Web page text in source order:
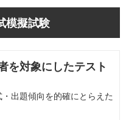
模擬試験
を対象にしたテスト
出題傾向を的確にとらえた